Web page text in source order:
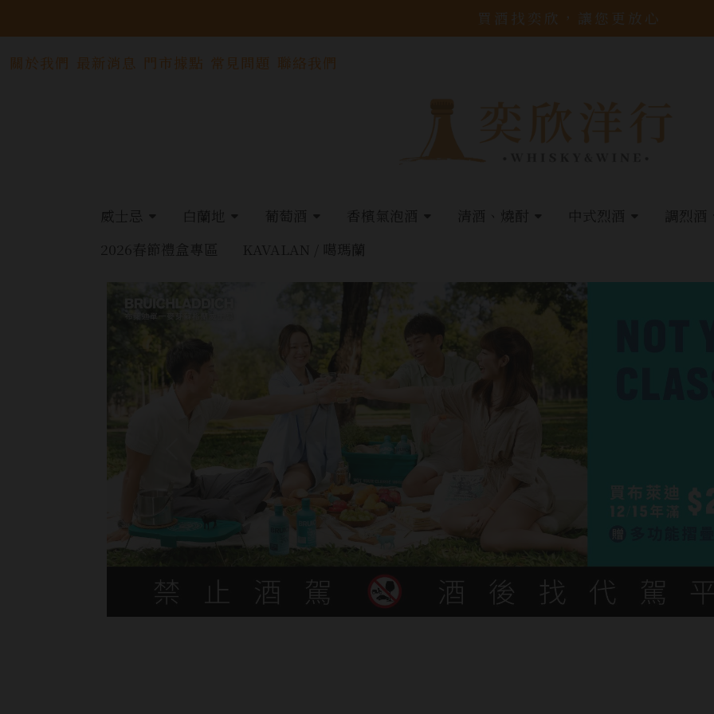
買酒找奕欣，讓您更放心
關於我們 最新消息 門市據點 常見問題 聯絡我們
威士忌 白蘭地 葡萄酒 香檳氣泡酒 清酒、燒酎 中式烈酒
調烈酒
2026春節禮盒專區
KAVALAN / 噶瑪蘭